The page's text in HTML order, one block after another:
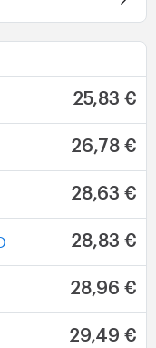
25,83 €
26,78 €
28,63 €
28,83 €
28,96 €
29,49 €